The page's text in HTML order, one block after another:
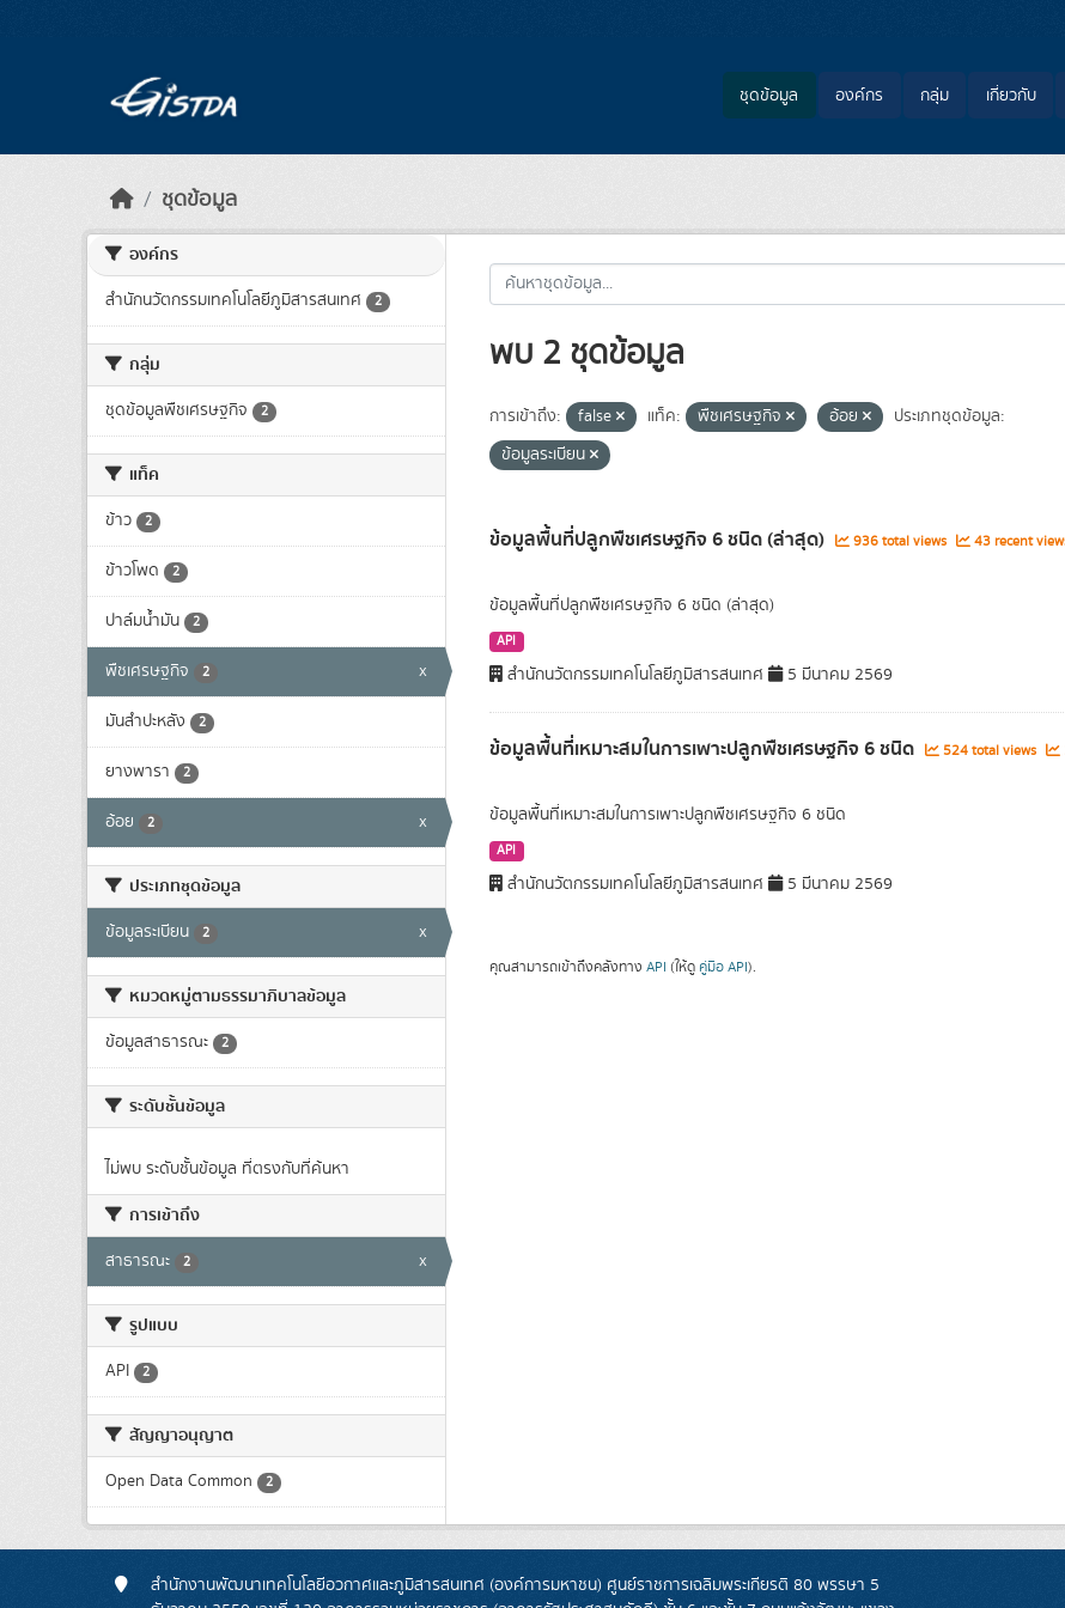
ชุดข้อมูล องค์กร กลุ่ม เกี่ยวกับ
ชุดข้อมูล
องค์กร
สำนักนวัตกรรมเทคโนโลยีภูมิสารสนเทศ 2
กลุ่ม
ชุดข้อมูลพืชเศรษฐกิจ 2
แท็ค
ข้าว 2
ข้าวโพด 2
ปาล์มน้ำมัน 2
พืชเศรษฐกิจ 2 x
มันสำปะหลัง 2
ยางพารา 2
อ้อย 2 x
ประเภทชุดข้อมูล
ข้อมูลระเบียน 2 x
หมวดหมู่ตามธรรมาภิบาลข้อมูล
ข้อมูลสาธารณะ 2
ระดับชั้นข้อมูล
ไม่พบ ระดับชั้นข้อมูล ที่ตรงกับที่ค้นหา
การเข้าถึง
สาธารณะ 2 x
รูปแบบ
API 2
สัญญาอนุญาต
Open Data Common 2
พบ 2 ชุดข้อมูล
การเข้าถึง: false แท็ค: พืชเศรษฐกิจ อ้อย
ประเภทชุดข้อมูล:
ข้อมูลระเบียน
ข้อมูลพื้นที่ปลูกพืชเศรษฐกิจ 6 ชนิด (ล่าสุด) 936 total views 43 recent
ข้อมูลพื้นที่ปลูกพืชเศรษฐกิจ 6 ชนิด (ล่าสุด)
API
สำนักนวัตกรรมเทคโนโลยีภูมิสารสนเทศ 5 มีนาคม 2569
ข้อมูลพื้นที่เหมาะสมในการเพาะปลูกพืชเศรษฐกิจ 6 ชนิด 524 total views
ข้อมูลพื้นที่เหมาะสมในการเพาะปลูกพืชเศรษฐกิจ 6 ชนิด
API
สำนักนวัตกรรมเทคโนโลยีภูมิสารสนเทศ 5 มีนาคม 2569
คุณสามารถเข้าถึงคลังทาง API (ให้ดู คู่มือ API).
สำนักงานพัฒนาเทคโนโลยีอวกาศและภูมิสารสนเทศ (องค์การมหาชน) ศูนย์ราชการเฉลิมพระเกียรติ 80 พรรษา 5